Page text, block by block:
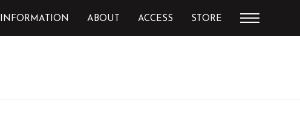
INFORMATION ABOUT ACCESS STORE